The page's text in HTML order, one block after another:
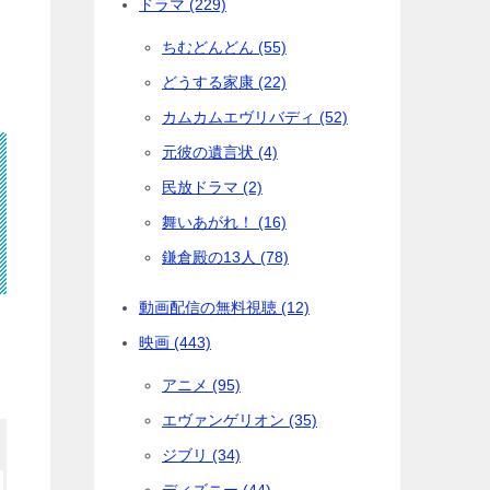
ドラマ (229)
ちむどんどん (55)
どうする家康 (22)
カムカムエヴリバディ (52)
元彼の遺言状 (4)
民放ドラマ (2)
舞いあがれ！ (16)
鎌倉殿の13人 (78)
動画配信の無料視聴 (12)
映画 (443)
アニメ (95)
エヴァンゲリオン (35)
ジブリ (34)